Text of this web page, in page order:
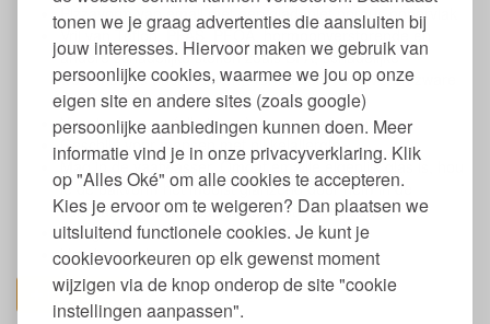
tonen we je graag advertenties die aansluiten bij
jouw interesses. Hiervoor maken we gebruik van
persoonlijke cookies, waarmee we jou op onze
eigen site en andere sites (zoals google)
persoonlijke aanbiedingen kunnen doen. Meer
informatie vind je in onze privacyverklaring. Klik
op "Alles Oké" om alle cookies te accepteren.
Kies je ervoor om te weigeren? Dan plaatsen we
uitsluitend functionele cookies. Je kunt je
cookievoorkeuren op elk gewenst moment
wijzigen via de knop onderop de site "cookie
instellingen aanpassen".
Pizzavorm van email met een glad, niet poreus oppervlak
Vrij van Teflon, PFAS, PFOA, hormoonverstorende en
andere schadelijke stoffen zoals BPA, schadelijke
weekmakers (incl. ftalaten), formaldehyde, PVC en zware
metalen
Voor in de oven (alle typen)
Geschikt voor mensen met nikkelallergie
Mag in de vaatwasser. Omdat emaille eigenlijk glas is, hou
je de bakvorm het mooist glanzend door hem in de
vaatwasser op het glasprogramma te wassen.
Niet geschikt voor in de magnetron
Handgemaakt
toon alles